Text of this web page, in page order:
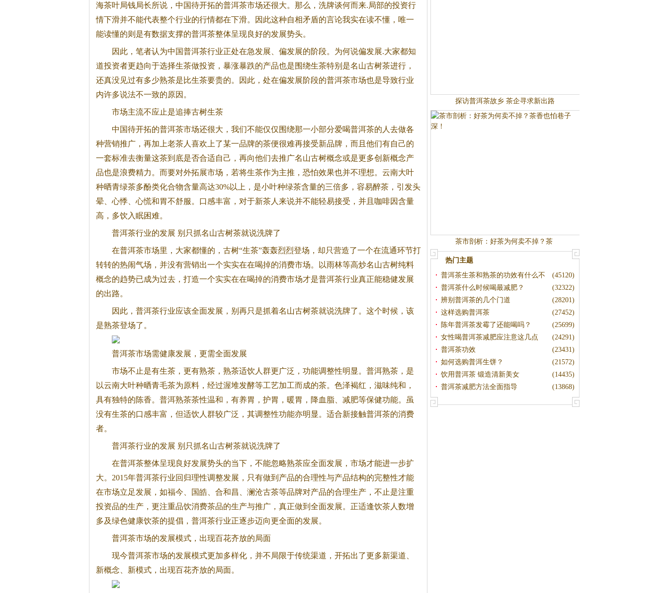
海茶叶局钱局长所说，中国待开拓的普洱茶市场还很大。那么，洗牌谈何而来.局部的投资行
情下滑并不能代表整个行业的行情都在下滑。因此这种自相矛盾的言论我实在读不懂，唯一
能读懂的则是有数据支撑的普洱茶整体呈现良好的发展势头。
因此，笔者认为中国普洱茶行业正处在急发展、偏发展的阶段。为何说偏发展.大家都知
道投资者更趋向于选择生茶做投资，暴涨暴跌的产品也是围绕生茶特别是名山古树茶进行，
还真没见过有多少熟茶是比生茶要贵的。因此，处在偏发展阶段的普洱茶市场也是导致行业
内许多说法不一致的原因。
市场主流不应止是追捧古树生茶
中国待开拓的普洱茶市场还很大，我们不能仅仅围绕那一小部分爱喝普洱茶的人去做各
种营销推广，再加上老茶人喜欢上了某一品牌的茶便很难再接受新品牌，而且他们有自己的
一套标准去衡量这茶到底是否合适自己，再向他们去推广名山古树概念或是更多创新概念产
品也是浪费精力。而要对外拓展市场，若将生茶作为主推，恐怕效果也并不理想。云南大叶
种晒青绿茶多酚类化合物含量高达30%以上，是小叶种绿茶含量的三倍多，容易醉茶，引发头
晕、心悸、心慌和胃不舒服。口感丰富，对于新茶人来说并不能轻易接受，并且咖啡因含量
高，多饮入眠困难。
普洱茶行业的发展 别只抓名山古树茶就说洗牌了
在普洱茶市场里，大家都懂的，古树“生茶”轰轰烈烈登场，却只营造了一个在流通环节打
转转的热闹气场，并没有营销出一个实实在在喝掉的消费市场。以雨林等高炒名山古树纯料
概念的趋势已成为过去，打造一个实实在在喝掉的消费市场才是普洱茶行业真正能稳健发展
的出路。
因此，普洱茶行业应该全面发展，别再只是抓着名山古树茶就说洗牌了。这个时候，该
是熟茶登场了。
普洱茶市场需健康发展，更需全面发展
市场不止是有生茶，更有熟茶，熟茶适饮人群更广泛，功能调整性明显。普洱熟茶，是
以云南大叶种晒青毛茶为原料，经过渥堆发酵等工艺加工而成的茶。色泽褐红，滋味纯和，
具有独特的陈香。普洱熟茶茶性温和，有养胃，护胃，暖胃，降血脂、减肥等保健功能。虽
没有生茶的口感丰富，但适饮人群较广泛，其调整性功能亦明显。适合新接触普洱茶的消费
者。
普洱茶行业的发展 别只抓名山古树茶就说洗牌了
在普洱茶整体呈现良好发展势头的当下，不能忽略熟茶应全面发展，市场才能进一步扩
大。2015年普洱茶行业回归理性调整发展，只有做到产品的合理性与产品结构的完整性才能
在市场立足发展，如福今、国皓、合和昌、澜沧古茶等品牌对产品的合理生产，不止是注重
投资品的生产，更注重品饮消费茶品的生产与推广，真正做到全面发展。正适逢饮茶人数增
多及绿色健康饮茶的提倡， 普洱茶行业正逐步迈向更全面的发展。
普洱茶市场的发展模式，出现百花齐放的局面
现今普洱茶市场的发展模式更加多样化，并不局限于传统渠道，开拓出了更多新渠道、
新概念、新模式，出现百花齐放的局面。
探访普洱茶故乡 茶企寻求新出路
茶市剖析：好茶为何卖不掉？茶
热门主题
(45120)
普洱茶生茶和熟茶的功效有什么不
(32322)
普洱茶什么时候喝最减肥？
(28201)
辨别普洱茶的几个门道
(27452)
这样选购普洱茶
(25699)
陈年普洱茶发霉了还能喝吗？
(24291)
女性喝普洱茶减肥应注意这几点
(23431)
普洱茶功效
(21572)
如何选购普洱生饼？
(14435)
饮用普洱茶 锻造清新美女
(13868)
普洱茶减肥方法全面指导